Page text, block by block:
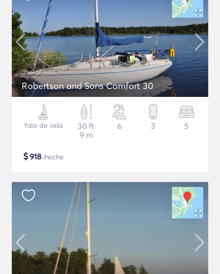
Robertson and Sons Comfort 30
Yate de vela
30 ft
9 m
6 3 5
$918 /noche